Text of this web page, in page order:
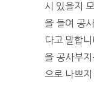
시 있을지
을 들여 공
다고 말합
을 공사부
으로 나쁘